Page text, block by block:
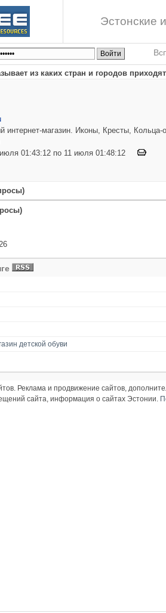
Эстонские
из каких стран и городов
интернет-магазин. Иконы, Кресты, Кольца-
01:43:12 по 11 июля 01:48:12
детской обуви
Реклама и продвижение сайтов,
сайта, информация о сайтах Эстонии.